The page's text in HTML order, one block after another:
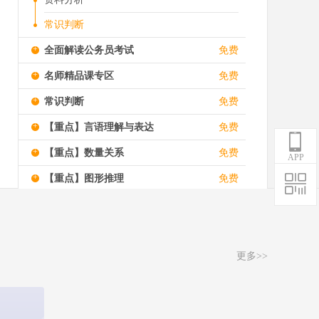
常识判断
+ 全面解读公务员考试 免费
+ 名师精品课专区 免费
+ 常识判断 免费
+ 【重点】言语理解与表达 免费
+ 【重点】数量关系 免费
+ 【重点】图形推理 免费
更多>>
APP